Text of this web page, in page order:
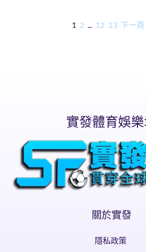
1 2 ... 12 13 下一頁
實發體育娛
關於實發
隱私政策